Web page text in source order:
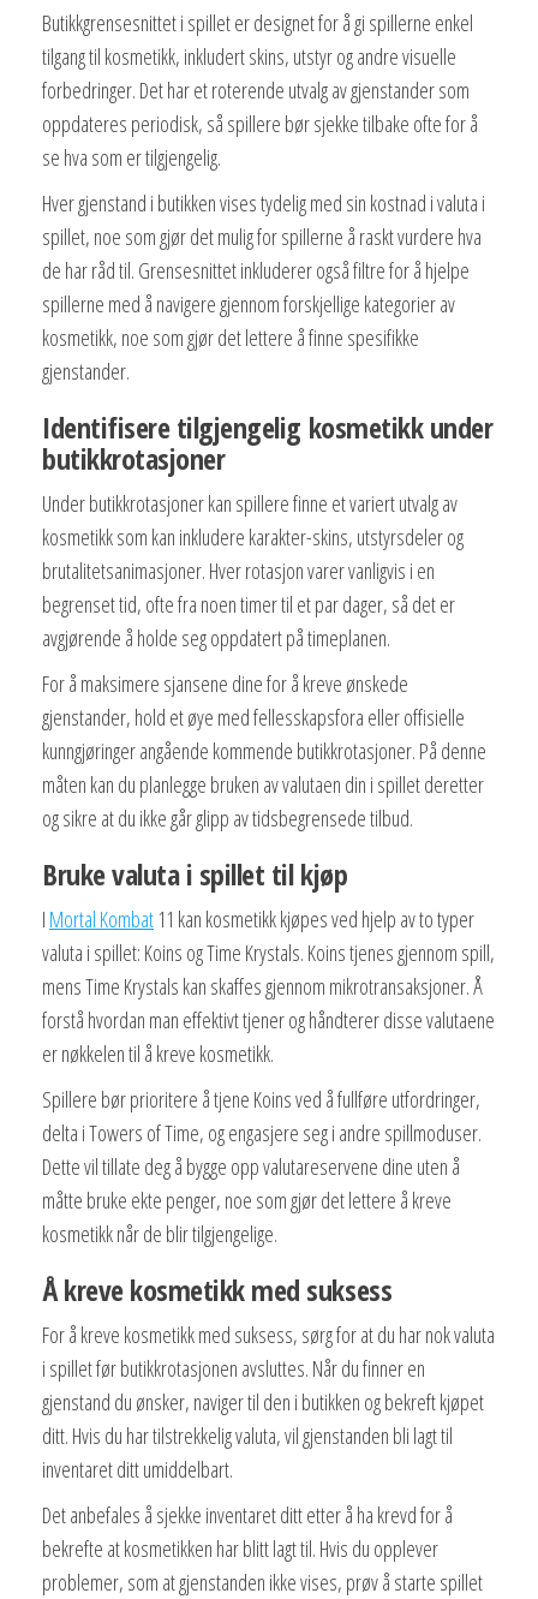
Butikkgrensesnittet i spillet er designet for å gi spillerne enkel
tilgang til kosmetikk, inkludert skins, utstyr og andre visuelle
forbedringer. Det har et roterende utvalg av gjenstander som
oppdateres periodisk, så spillere bør sjekke tilbake ofte for å
se hva som er tilgjengelig.
Hver gjenstand i butikken vises tydelig med sin kostnad i valuta i
spillet, noe som gjør det mulig for spillerne å raskt vurdere hva
de har råd til. Grensesnittet inkluderer også filtre for å hjelpe
spillerne med å navigere gjennom forskjellige kategorier av
kosmetikk, noe som gjør det lettere å finne spesifikke
gjenstander.
Identifisere tilgjengelig kosmetikk under
butikkrotasjoner
Under butikkrotasjoner kan spillere finne et variert utvalg av
kosmetikk som kan inkludere karakter-skins, utstyrsdeler og
brutalitetsanimasjoner. Hver rotasjon varer vanligvis i en
begrenset tid, ofte fra noen timer til et par dager, så det er
avgjørende å holde seg oppdatert på timeplanen.
For å maksimere sjansene dine for å kreve ønskede
gjenstander, hold et øye med fellesskapsfora eller offisielle
kunngjøringer angående kommende butikkrotasjoner. På denne
måten kan du planlegge bruken av valutaen din i spillet deretter
og sikre at du ikke går glipp av tidsbegrensede tilbud.
Bruke valuta i spillet til kjøp
I Mortal Kombat 11 kan kosmetikk kjøpes ved hjelp av to typer
valuta i spillet: Koins og Time Krystals. Koins tjenes gjennom spill,
mens Time Krystals kan skaffes gjennom mikrotransaksjoner. Å
forstå hvordan man effektivt tjener og håndterer disse valutaene
er nøkkelen til å kreve kosmetikk.
Spillere bør prioritere å tjene Koins ved å fullføre utfordringer,
delta i Towers of Time, og engasjere seg i andre spillmoduser.
Dette vil tillate deg å bygge opp valutareservene dine uten å
måtte bruke ekte penger, noe som gjør det lettere å kreve
kosmetikk når de blir tilgjengelige.
Å kreve kosmetikk med suksess
For å kreve kosmetikk med suksess, sørg for at du har nok valuta
i spillet før butikkrotasjonen avsluttes. Når du finner en
gjenstand du ønsker, naviger til den i butikken og bekreft kjøpet
ditt. Hvis du har tilstrekkelig valuta, vil gjenstanden bli lagt til
inventaret ditt umiddelbart.
Det anbefales å sjekke inventaret ditt etter å ha krevd for å
bekrefte at kosmetikken har blitt lagt til. Hvis du opplever
problemer, som at gjenstanden ikke vises, prøv å starte spillet